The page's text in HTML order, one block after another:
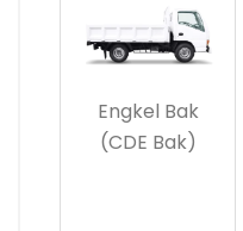
Engkel Bak
(CDE Bak)